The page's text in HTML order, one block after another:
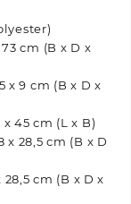
cm (B x D x
x 9 cm (B x D x
45 cm (L x B)
28,5 cm (B x D
cm (B x D x